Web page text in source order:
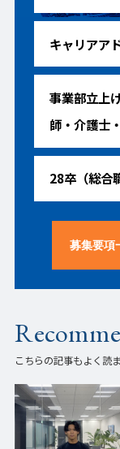
キャリアア
事業部立上
師・介護士
28卒（総合
募集要項
こちらの記事もよく読